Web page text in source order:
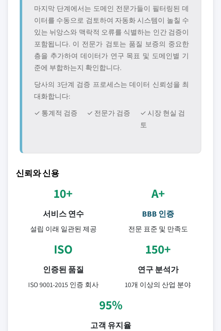
마지막 단계에서는 도메인 전문가들이 필터링된 데
이터를 수동으로 검토하여 자동화 시스템이 놀칠 수
있는 뉘앙스와 맥락적 오류를 식별하는 인간 검증이
포함됩니다. 이 전문가 검토는 품질 보증의 중요한
층을 추가하여 데이터가 연구 목표 및 도메인별 기
준에 부합하는지 확인합니다.
당사의 3단계 검증 프로세스는 데이터 신뢰성을 최
대화합니다:
✓ 통계적 검증
✓ 전문가 검증
✓ 시장 현실 검
토
신뢰와 신용
10+
서비스 연수
설립 이래 일관된 제공
A+
BBB 인증
전문 표준 및 만족도
ISO
인증된 품질
ISO 9001-2015 인증 회사
150+
연구 분석가
10개 이상의 산업 분야
95%
고객 유지율